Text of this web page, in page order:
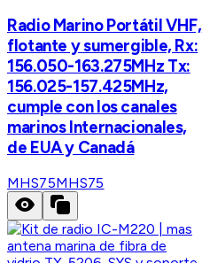
Radio Marino Portátil VHF,
flotante y sumergible, Rx:
156.050-163.275MHz Tx:
156.025-157.425MHz,
cumple con los canales
marinos Internacionales,
de EUA y Canadá
MHS75MHS75